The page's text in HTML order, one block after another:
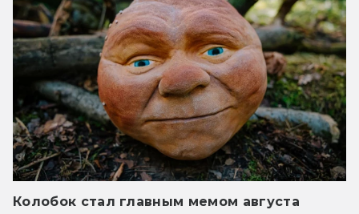
Колобок стал главным мемом августа